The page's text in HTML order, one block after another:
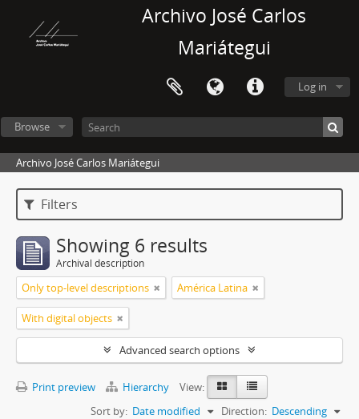
Archivo José Carlos
Mariátegui
Log in
Browse
Archivo José Carlos Mariátegui
Filters
Showing 6 results
Archival description
Only top-level descriptions América Latina
With digital objects
Advanced search options
Print preview Hierarchy
View:
Sort by: Date modified Direction: Descending